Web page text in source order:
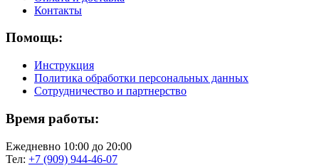
Контакты
Помощь:
Инструкция
Политика обработки персональных данных
Сотрудничество и партнерство
Время работы:
Ежедневно 10:00 до 20:00
Тел: +7 (909) 944-46-07